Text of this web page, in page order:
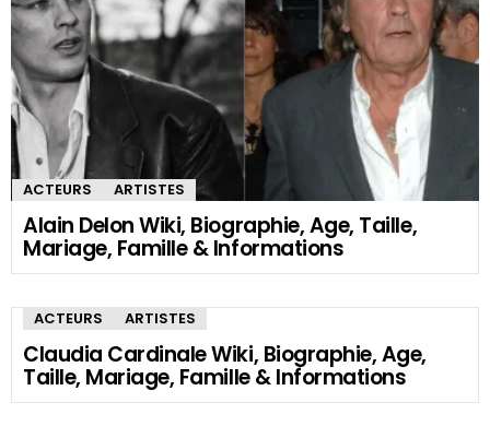
ACTEURS ARTISTES
Alain Delon Wiki, Biographie, Age, Taille,
Mariage, Famille & Informations
ACTEURS ARTISTES
Claudia Cardinale Wiki, Biographie, Age,
Taille, Mariage, Famille & Informations